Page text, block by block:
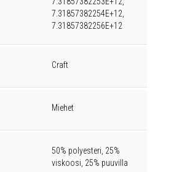
7.31857382254E+12,
7.31857382256E+12
Craft
Miehet
50% polyesteri, 25%
viskoosi, 25% puuvilla